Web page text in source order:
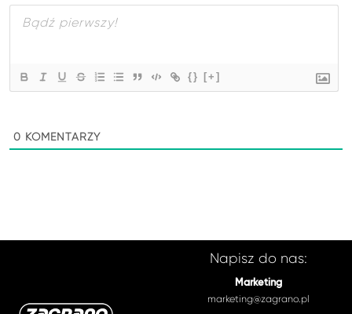
{} [+]
0 KOMENTARZY
Napisz do nas:
Marketing
marketing@zagrano.pl